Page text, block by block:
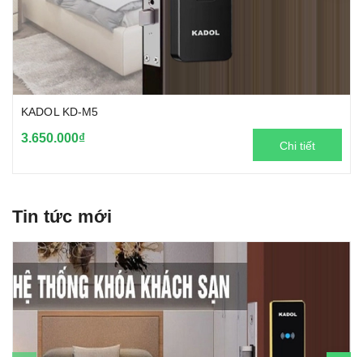
KADOL KD-M5
3.650.000₫
Chi tiết
Tin tức mới